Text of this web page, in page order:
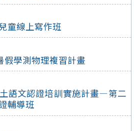
童線上寫作班
假學測物理複習計畫
語文認證培訓實施計畫—第二
輔導班